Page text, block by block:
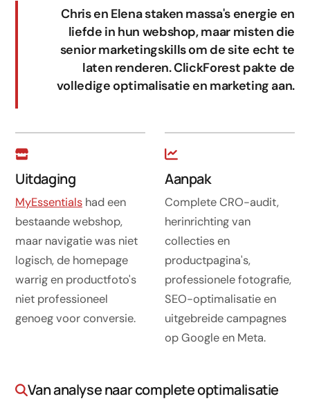
WhatsApp verkoop
Beheer & support
AI voor groei
Marketing automation
Chatbot
Software op maat
Opleiding
Website ontwikkeling
Razendsnel met Astro
SEO
Chris en Elena staken massa's energie en
liefde in hun webshop, maar misten die
senior marketingskills om de site echt te
laten renderen. ClickForest pakte de
volledige optimalisatie en marketing aan.
Uitdaging
MyEssentials had een
bestaande webshop,
maar navigatie was niet
logisch, de homepage
warrig en productfoto's
niet professioneel
genoeg voor conversie.
Aanpak
Complete CRO-audit,
herinrichting van
collecties en
productpagina's,
professionele fotografie,
SEO-optimalisatie en
uitgebreide campagnes
op Google en Meta.
Van analyse naar complete optimalisatie